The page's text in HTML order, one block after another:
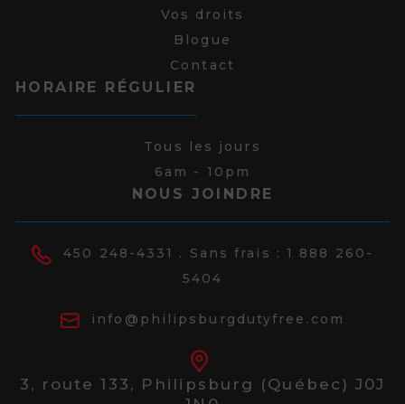
Vos droits
Blogue
Contact
HORAIRE RÉGULIER
Tous les jours
6am - 10pm
NOUS JOINDRE
450 248-4331 . Sans frais : 1 888 260-
5404
info@philipsburgdutyfree.com
3, route 133, Philipsburg (Québec) J0J